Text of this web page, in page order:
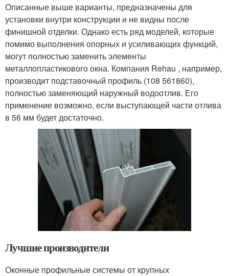
Описанные выше варианты, предназначены для
установки внутри конструкции и не видны после
финишной отделки. Однако есть ряд моделей, которые
помимо выполнения опорных и усиливающих функций,
могут полностью заменить элементы
металлопластикового окна. Компания Rehau , например,
производит подставочный профиль (108 561860),
полностью заменяющий наружный водоотлив. Его
применение возможно, если выступающей части отлива
в 56 мм будет достаточно.
Лучшие производители
Оконные профильные системы от крупных